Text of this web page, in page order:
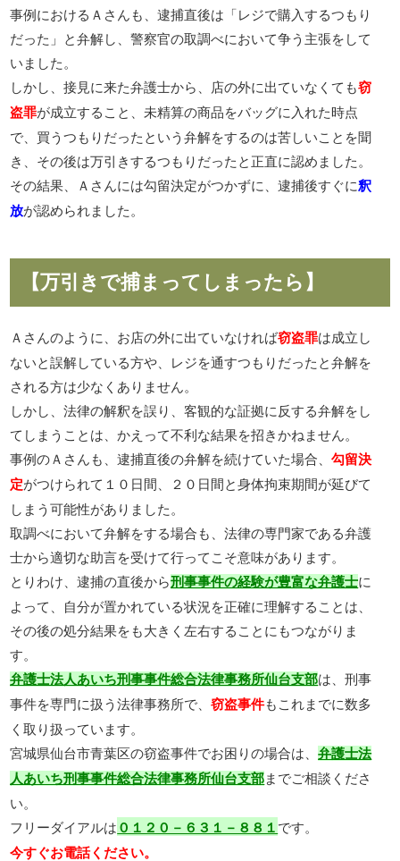
事例におけるＡさんも、逮捕直後は「レジで購入するつもり
だった」と弁解し、警察官の取調べにおいて争う主張をして
いました。
しかし、接見に来た弁護士から、店の外に出ていなくても窃
盗罪が成立すること、未精算の商品をバッグに入れた時点
で、買うつもりだったという弁解をするのは苦しいことを聞
き、その後は万引きするつもりだったと正直に認めました。
その結果、Ａさんには勾留決定がつかずに、逮捕後すぐに釈
放が認められました。
【万引きで捕まってしまったら】
Ａさんのように、お店の外に出ていなければ窃盗罪は成立し
ないと誤解している方や、レジを通すつもりだったと弁解を
される方は少なくありません。
しかし、法律の解釈を誤り、客観的な証拠に反する弁解をし
てしまうことは、かえって不利な結果を招きかねません。
事例のＡさんも、逮捕直後の弁解を続けていた場合、勾留決
定がつけられて１０日間、２０日間と身体拘束期間が延びて
しまう可能性がありました。
取調べにおいて弁解をする場合も、法律の専門家である弁護
士から適切な助言を受けて行ってこそ意味があります。
とりわけ、逮捕の直後から刑事事件の経験が豊富な弁護士に
よって、自分が置かれている状況を正確に理解することは、
その後の処分結果をも大きく左右することにもつながりま
す。
弁護士法人あいち刑事事件総合法律事務所仙台支部は、刑事
事件を専門に扱う法律事務所で、窃盗事件もこれまでに数多
く取り扱っています。
宮城県仙台市青葉区の窃盗事件でお困りの場合は、弁護士法
人あいち刑事事件総合法律事務所仙台支部までご相談くださ
い。
フリーダイアルは ０１２０－６３１－８８１ です。
今すぐお電話ください。